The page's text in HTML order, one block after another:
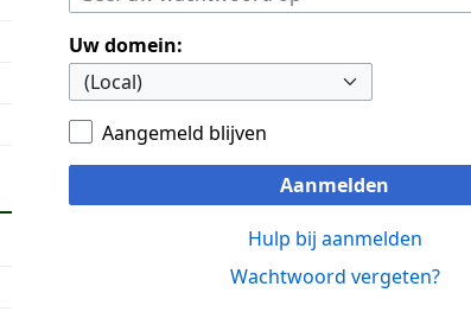
Uw domein:
Aangemeld blijven
Aanmelden
Hulp bij aanmelden
Wachtwoord vergeten?